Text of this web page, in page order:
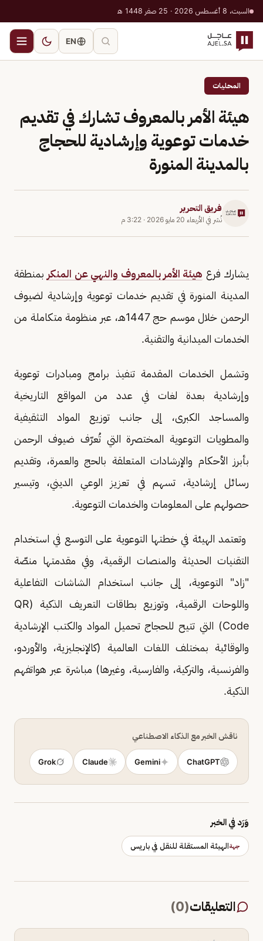
السبت، 8 أغسطس 2026 · 25 صفر 1448 هـ
EN
المحليات
هيئة الأمر بالمعروف تشارك في تقديم
خدمات توعوية وإرشادية للحجاج
بالمدينة المنورة
فريق التحرير
نُشر في الأربعاء 20 مايو 2026 · 3:22 م
يشارك فرع هيئة الأمر بالمعروف والنهي عن المنكر بمنطقة
المدينة المنورة في تقديم خدمات توعوية وإرشادية لضيوف
الرحمن خلال موسم حج 1447هـ، عبر منظومة متكاملة من
الخدمات الميدانية والتقنية.
وتشمل الخدمات المقدمة تنفيذ برامج ومبادرات توعوية
وإرشادية بعدة لغات في عدد من المواقع التاريخية
والمساجد الكبرى، إلى جانب توزيع المواد التثقيفية
والمطويات التوعوية المختصرة التي تُعرّف ضيوف الرحمن
بأبرز الأحكام والإرشادات المتعلقة بالحج والعمرة، وتقديم
رسائل إرشادية، تسهم في تعزيز الوعي الديني، وتيسير
حصولهم على المعلومات والخدمات التوعوية.
وتعتمد الهيئة في خطتها التوعوية على التوسع في استخدام
التقنيات الحديثة والمنصات الرقمية، وفي مقدمتها منصّة
"زاد" التوعوية، إلى جانب استخدام الشاشات التفاعلية
واللوحات الرقمية، وتوزيع بطاقات التعريف الذكية (QR
Code) التي تتيح للحجاج تحميل المواد والكتب الإرشادية
والوقائية بمختلف اللغات العالمية (كالإنجليزية، والأوردو،
والفرنسية، والتركية، والفارسية، وغيرها) مباشرة عبر هواتفهم
الذكية.
ناقش الخبر مع الذكاء الاصطناعي
ChatGPT
Gemini
Claude
Grok
وَرَد في الخبر
جهةالهيئة المستقلة للنقل في باريس
التعليقات(
0
)